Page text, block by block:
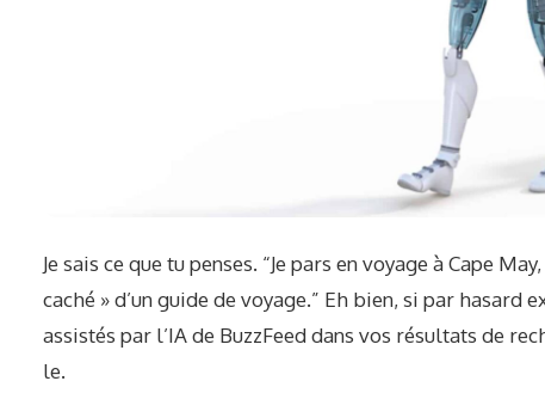
Je sais ce que tu penses. “Je pars en voyage à Cape
caché » d’un guide de voyage.” Eh bien, si par hasard
assistés par l’IA de BuzzFeed dans vos résultats de
le.